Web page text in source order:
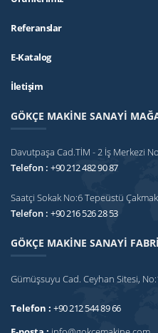
Referanslar
E-Katalog
İletişim
GÖKÇE MAKİNE SANAYİ
Davutpaşa Cad.TİM - 2 İş Merkezi
Telefon : +90 212 482 90 87
Saatçi Sokak No:6 Tepeüstü
Telefon : +90 216 526 28 53
GÖKÇE MAKİNE SANAYİ
Gümüşsuyu Cad. Ceyhan Sitesi,
Telefon : +90 212 544 89 66